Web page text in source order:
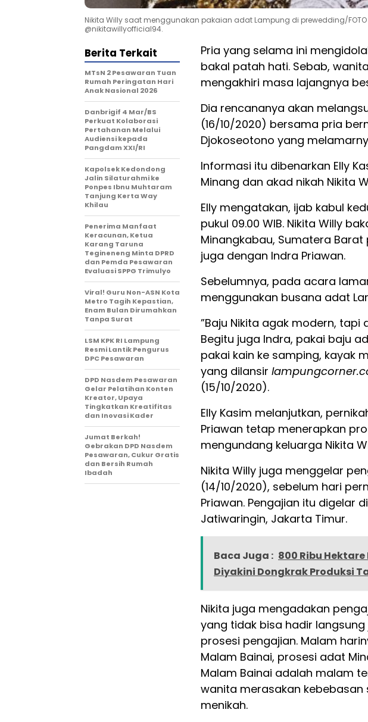
Nikita Willy saat menggunakan pakaian adat Lampung di prewedding/FOTO
@nikitawillyofficial94.
Pria yang selama ini
bakal patah hati. Sebab,
mengakhiri masa lajangnya
Dia rencananya akan
(16/10/2020) bersama pria
Djokoseotono yang
Informasi itu dibenarkan Elly
Minang dan akad nikah Nikita
Elly mengatakan, ijab kabul
pukul 09.00 WIB. Nikita Willy
Minangkabau, Sumatera Barat
juga dengan Indra Priawan.
Sebelumnya, pada acara
menggunakan busana adat
”Baju Nikita agak modern,
Begitu juga Indra, pakai baju
pakai kain ke samping, kayak
yang dilansir
(15/10/2020).
Elly Kasim melanjutkan,
Priawan tetap menerapkan
mengundang keluarga Nikita
Nikita Willy juga menggelar
(14/10/2020), sebelum hari
Priawan. Pengajian itu digelar
Jatiwaringin, Jakarta Timur.
Baca Juga : 800 Ribu
Diyakini Dongkrak Produksi
Nikita juga mengadakan
yang tidak bisa hadir
prosesi pengajian. Malam
Malam Bainai, prosesi adat
Malam Bainai adalah malam
wanita merasakan
menikah.
Berita Terkait
MTsN 2 Pesawaran Tuan
Rumah Peringatan Hari
Anak Nasional 2026
Danbrigif 4 Mar/BS
Perkuat Kolaborasi
Pertahanan Melalui
Audiensi kepada
Pangdam XXI/RI
Kapolsek Kedondong
Jalin Silaturahmi ke
Ponpes Ibnu Muhtaram
Tanjung Kerta Way
Khilau
Penerima Manfaat
Keracunan, Ketua
Karang Taruna
Tegineneng Minta DPRD
dan Pemda Pesawaran
Evaluasi SPPG Trimulyo
Viral! Guru Non-ASN Kota
Metro Tagih Kepastian,
Enam Bulan Dirumahkan
Tanpa Surat
LSM KPK RI Lampung
Resmi Lantik Pengurus
DPC Pesawaran
DPD Nasdem Pesawaran
Gelar Pelatihan Konten
Kreator, Upaya
Tingkatkan Kreatifitas
dan Inovasi Kader
Jumat Berkah!
Gebrakan DPD Nasdem
Pesawaran, Cukur Gratis
dan Bersih Rumah
Ibadah